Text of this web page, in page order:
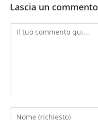
Lascia un commento
Commento
Inserisci